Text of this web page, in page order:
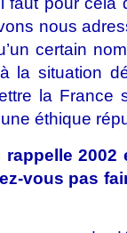
nous
certain
la situation
la
éthique
2002
vous pas